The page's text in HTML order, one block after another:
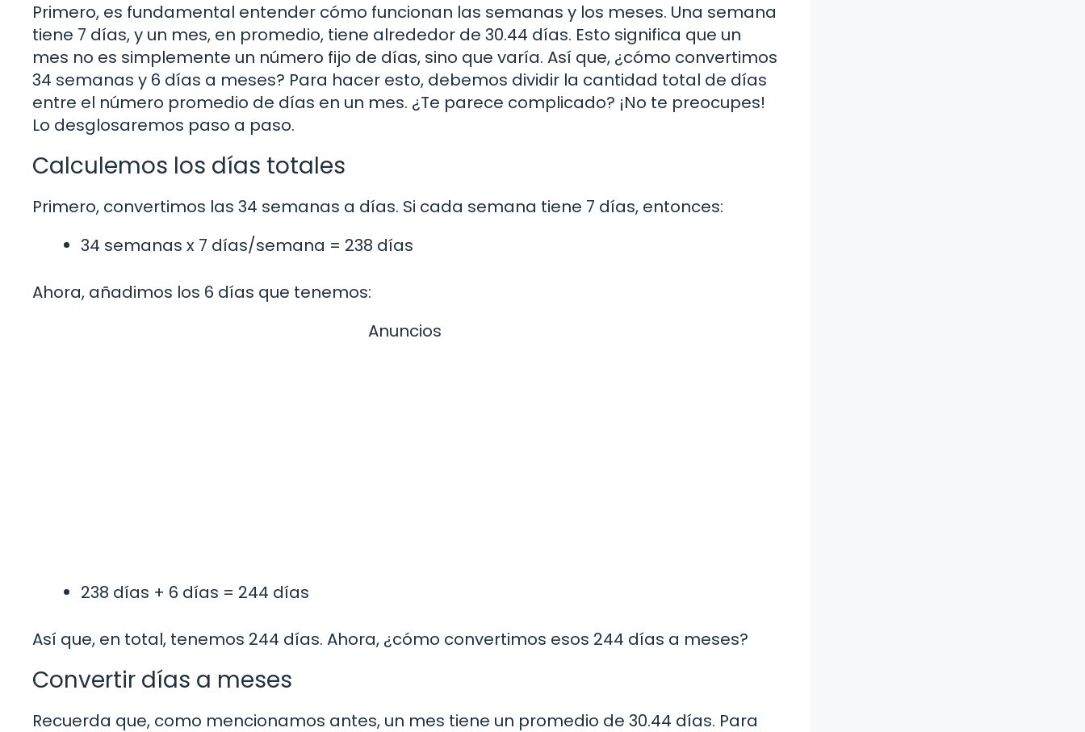
Primero, es fundamental entender cómo funcionan las semanas y los meses. Una semana
tiene 7 días, y un mes, en promedio, tiene alrededor de 30.44 días. Esto significa que un
mes no es simplemente un número fijo de días, sino que varía. Así que, ¿cómo convertimos
34 semanas y 6 días a meses? Para hacer esto, debemos dividir la cantidad total de días
entre el número promedio de días en un mes. ¿Te parece complicado? ¡No te preocupes!
Lo desglosaremos paso a paso.
Calculemos los días totales
Primero, convertimos las 34 semanas a días. Si cada semana tiene 7 días, entonces:
34 semanas x 7 días/semana = 238 días
Ahora, añadimos los 6 días que tenemos:
Anuncios
238 días + 6 días = 244 días
Así que, en total, tenemos 244 días. Ahora, ¿cómo convertimos esos 244 días a meses?
Convertir días a meses
Recuerda que, como mencionamos antes, un mes tiene un promedio de 30.44 días. Para